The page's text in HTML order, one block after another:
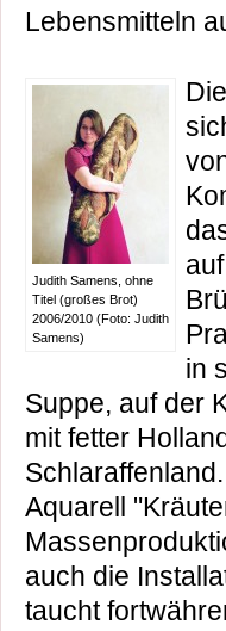
Lebensmitteln
Judith Samens, ohne
Titel (großes Brot)
2006/2010 (Foto: Judith
Samens)
in
Suppe, auf der
mit fetter
Aquarell
auch die
taucht